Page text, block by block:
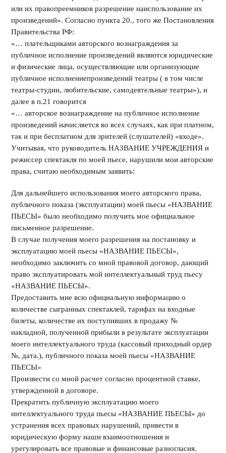
или их правопреемников разрешение наиспользование их
произведений». Согласно пункта 20., того же Постановления
Правительства РФ:
«… плательщиками авторского вознаграждения за
публичное исполнение произведений являются юридические
и физические лица, осуществляющие или организующие
публичное исполнениепроизведений театры ( в том числе
театры-студии, любительские, самодеятельные театры»), и
далее в п.21 говорится
«… авторское вознаграждение на публичное исполнение
произведений начисляется во всех случаях, как при платном,
так и при бесплатном для зрителей (слушателей) «входе».
Учитывая, что руководитель НАЗВАНИЕ УЧРЕЖДЕНИЯ и
режиссер спектакля по моей пьесе, нарушили мои авторские
права, считаю необходимым заявить:
Для дальнейшего использования моего авторского права,
публичного показа (эксплуатации) моей пьесы «НАЗВАНИЕ
ПЬЕСЫ» было необходимо получить мое официальное
письменное разрешение.
В случае получения моего разрешения на постановку и
эксплуатацию моей пьесы «НАЗВАНИЕ ПЬЕСЫ»,
необходимо заключить со мной правовой договор, дающий
право эксплуатировать мой интеллектуальный труд пьесу
«НАЗВАНИЕ ПЬЕСЫ».
Предоставить мне всю официальную информацию о
количестве сыгранных спектаклей, тарифах на входные
билеты, количестве их поступивших в продажу №
накладной, полученной прибыли в результате эксплуатации
моего интеллектуального труда (кассовый приходный ордер
№, дата.), публичного показа моей пьесы «НАЗВАНИЕ
ПЬЕСЫ»
Произвести со мной расчет согласно процентной ставке,
утвержденной в договоре.
Прекратить публичную эксплуатацию моего
интеллектуального труда пьесы «НАЗВАНИЕ ПЬЕСЫ» до
устранения всех правовых нарушений, привести в
юридическую форму наши взаимоотношения и
урегулировать все правовые и финансовые разногласия.